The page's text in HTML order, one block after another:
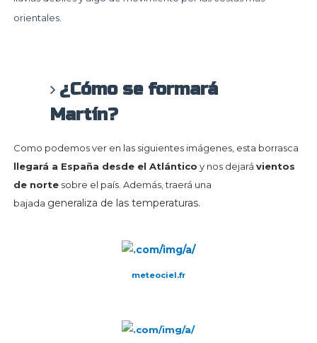
orientales.
¿Cómo se formará
Martín?
Como podemos ver en las siguientes imágenes, esta borrasca
llegará a España desde el Atlántico y nos dejará vientos
de nortesobre el país. Además, traerá una
bajada generaliza de las temperaturas.
meteociel.fr